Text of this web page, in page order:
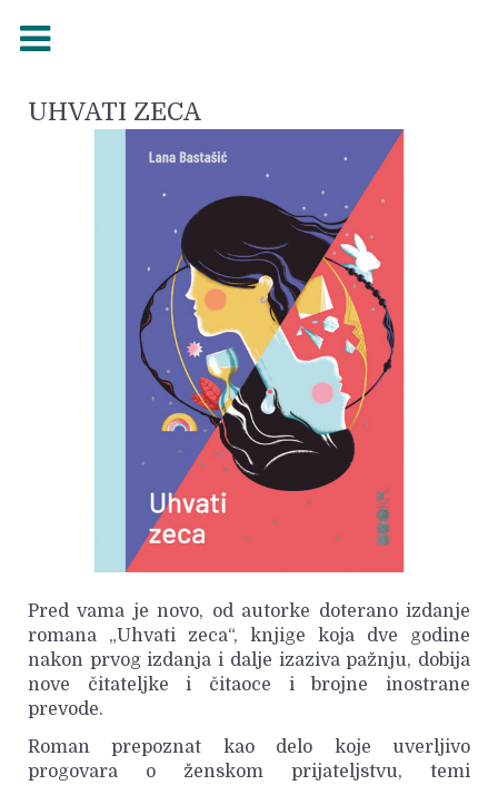
UHVATI ZECA
Pred vama je novo, od autorke doterano izdanje
romana „Uhvati zeca“, knjige koja dve godine
nakon prvog izdanja i dalje izaziva pažnju, dobija
nove čitateljke i čitaoce i brojne inostrane
prevode.
Roman prepoznat kao delo koje uverljivo
progovara o ženskom prijateljstvu, temi